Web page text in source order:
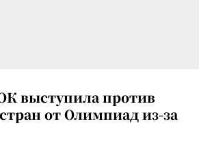
выступила против
от Олимпиад из-за